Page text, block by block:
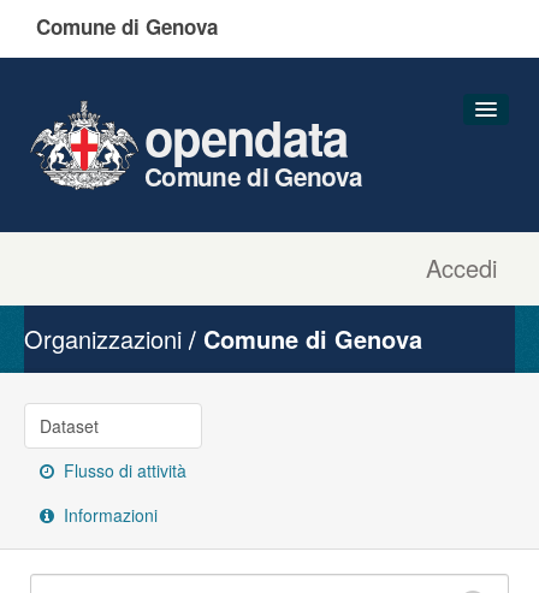
Comune di Genova
Accedi
opendata
Comune di Genova
Gruppi
Organizzazioni Comune di Genova
Dataset
Flusso di attività
Informazioni